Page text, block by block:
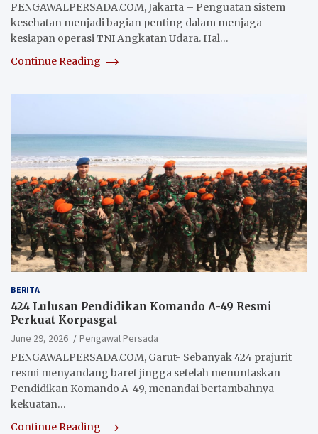
PENGAWALPERSADA.COM, Jakarta – Penguatan sistem
kesehatan menjadi bagian penting dalam menjaga
kesiapan operasi TNI Angkatan Udara. Hal…
Continue Reading
BERITA
424 Lulusan Pendidikan Komando A-49 Resmi
Perkuat Korpasgat
June 29, 2026
Pengawal Persada
PENGAWALPERSADA.COM, Garut- Sebanyak 424 prajurit
resmi menyandang baret jingga setelah menuntaskan
Pendidikan Komando A-49, menandai bertambahnya
kekuatan…
Continue Reading